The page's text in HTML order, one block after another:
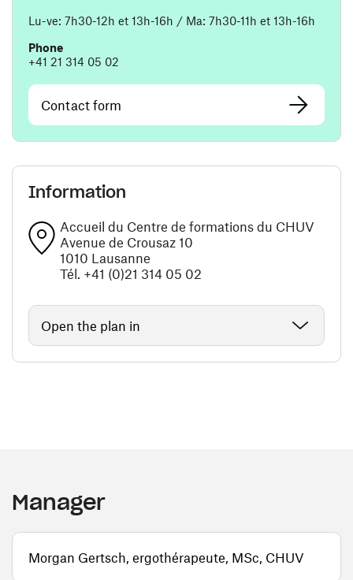
Lu-ve: 7h30-12h et 13h-16h / Ma: 7h30-11h et 13h-16h
Phone
+41 21 314 05 02
Contact form
Information
Accueil du Centre de formations du CHUV
Avenue de Crousaz 10
1010 Lausanne
Tél. +41 (0)21 314 05 02
Open the plan in
Manager
Morgan Gertsch, ergothérapeute, MSc, CHUV